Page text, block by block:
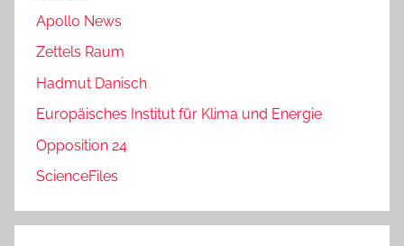
Apollo News
Zettels Raum
Hadmut Danisch
Europäisches Institut für Klima und Energie
Opposition 24
ScienceFiles